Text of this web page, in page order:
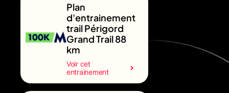
Plan
d'entrainement
trail Périgord
Grand Trail 88
km
Voir cet
entrainement